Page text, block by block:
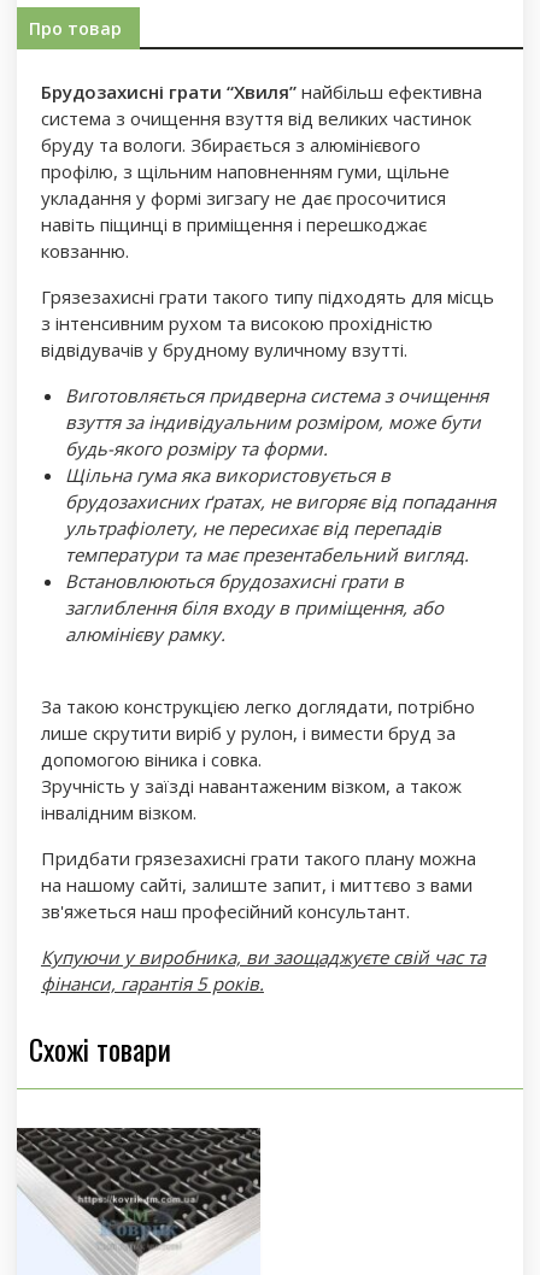
Про товар
Брудозахисні грати “Хвиля”найбільш ефективна
система з очищення взуття від великих частинок
бруду та вологи. Збирається з алюмінієвого
профілю, з щільним наповненням гуми, щільне
укладання у формі зигзагу не дає просочитися
навіть піщинці в приміщення і перешкоджає
ковзанню.
Грязезахисні грати такого типу підходять для місць
з інтенсивним рухом та високою прохідністю
відвідувачів у брудному вуличному взутті.
Виготовляється придверна система з очищення
взуття за індивідуальним розміром, може бути
будь-якого розміру та форми.
Щільна гума яка використовується в
брудозахисних ґратах, не вигоряє від попадання
ультрафіолету, не пересихає від перепадів
температури та має презентабельний вигляд.
Встановлюються брудозахисні грати в
заглиблення біля входу в приміщення, або
алюмінієву рамку.
За такою конструкцією легко доглядати, потрібно
лише скрутити виріб у рулон, і вимести бруд за
допомогою віника і совка.
Зручність у заїзді навантаженим візком, а також
інвалідним візком.
Придбати грязезахисні грати такого плану можна
на нашому сайті, залиште запит, і миттєво з вами
зв'яжеться наш професійний консультант.
Купуючи у виробника, ви заощаджуєте свій час та
фінанси, гарантія 5 років.
Схожі товари